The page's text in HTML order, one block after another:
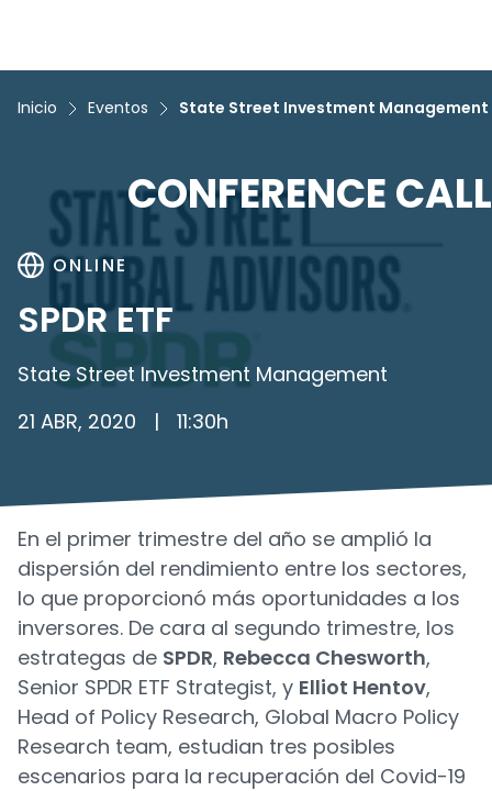
Inicio Eventos State Street Investment Management
CONFERENCE CALL
ONLINE
SPDR ETF
State Street Investment Management
21 ABR, 2020
| 11:30h
En el primer trimestre del año se amplió la
dispersión del rendimiento entre los sectores,
lo que proporcionó más oportunidades a los
inversores. De cara al segundo trimestre, los
estrategas de SPDR, Rebecca Chesworth,
Senior SPDR ETF Strategist, y Elliot Hentov,
Head of Policy Research, Global Macro Policy
Research team, estudian tres posibles
escenarios para la recuperación del Covid-19